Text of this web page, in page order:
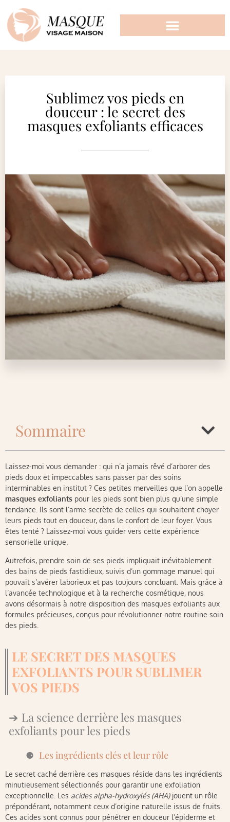
Sublimez vos pieds en
douceur : le secret des
masques exfoliants efficaces
Sommaire
Laissez-moi vous demander : qui n’a jamais rêvé d’arborer des
pieds doux et impeccables sans passer par des soins
interminables en institut ? Ces petites merveilles que l’on appelle
masques exfoliants pour les pieds sont bien plus qu’une simple
tendance. Ils sont l’arme secrète de celles qui souhaitent choyer
leurs pieds tout en douceur, dans le confort de leur foyer. Vous
êtes tenté ? Laissez-moi vous guider vers cette expérience
sensorielle unique.
Autrefois, prendre soin de ses pieds impliquait inévitablement
des bains de pieds fastidieux, suivis d’un gommage manuel qui
pouvait s’avérer laborieux et pas toujours concluant. Mais grâce à
l’avancée technologique et à la recherche cosmétique, nous
avons désormais à notre disposition des masques exfoliants aux
formules précieuses, conçus pour révolutionner notre routine soin
des pieds.
LE SECRET DES MASQUES
EXFOLIANTS POUR SUBLIMER
VOS PIEDS
La science derrière les masques
exfoliants pour les pieds
Les ingrédients clés et leur rôle
Le secret caché derrière ces masques réside dans les ingrédients
minutieusement sélectionnés pour garantir une exfoliation
exceptionnelle. Les acides alpha-hydroxylés (AHA)jouent un rôle
prépondérant, notamment ceux d’origine naturelle issus de fruits.
Ces acides sont connus pour pénétrer en douceur l’épiderme et